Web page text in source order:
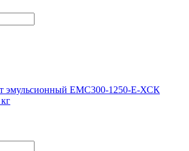
эмульсионный ЕМС300-1250-Е-ХСК